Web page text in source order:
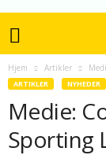
Hjem Artikler
ARTIKLER NYHEDER
Medie:
Sporting